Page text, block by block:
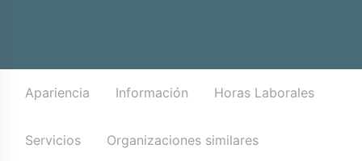
Apariencia Información Horas Laborales
Servicios Organizaciones similares